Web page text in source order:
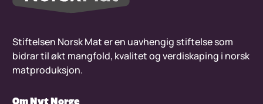
Stiftelsen Norsk Mat er en uavhengig stiftelse som
bidrar til økt mangfold, kvalitet og verdiskaping i norsk
matproduksjon.
Om Nyt Norge